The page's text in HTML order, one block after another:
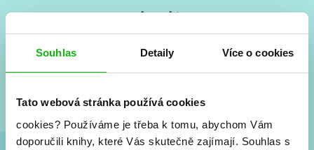
Souhlas Detaily Více o cookies
Tato webová stránka používá cookies
cookies? Používáme je třeba k tomu, abychom Vám
doporučili knihy, které Vás skutečně zajímají. Souhlas s
Vše kolem #youngadult každý měsíc rovnou do mailu!
a seriálové adaptace a další.